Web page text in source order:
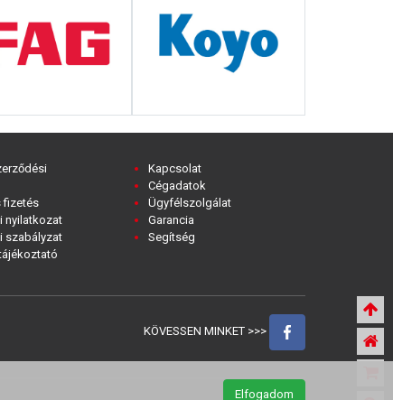
Elfogadom
fizetés
nyilatkozat
szabályzat
Kapcsolat
Cégadatok
Ügyfélszolgálat
Garancia
Segítség
KÖVESSEN MINKET >>>